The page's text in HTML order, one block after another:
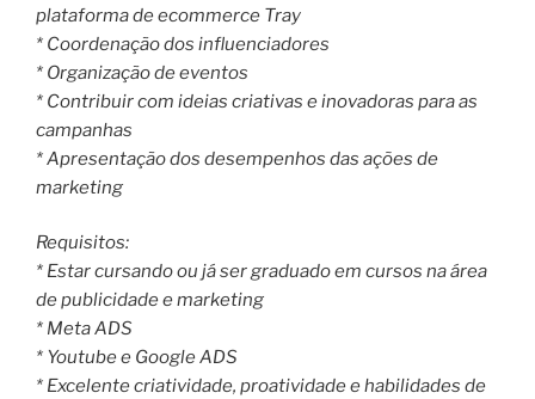
plataforma de ecommerce Tray
* Coordenação dos influenciadores
* Organização de eventos
* Contribuir com ideias criativas e inovadoras para as
campanhas
* Apresentação dos desempenhos das ações de
marketing
Requisitos:
* Estar cursando ou já ser graduado em cursos na área
de publicidade e marketing
* Meta ADS
* Youtube e Google ADS
* Excelente criatividade, proatividade e habilidades de